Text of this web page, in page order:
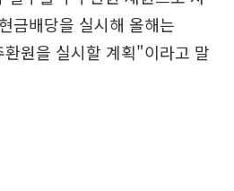
금배당을 실시해 올해는
원을 실시할 계획"이라고 말